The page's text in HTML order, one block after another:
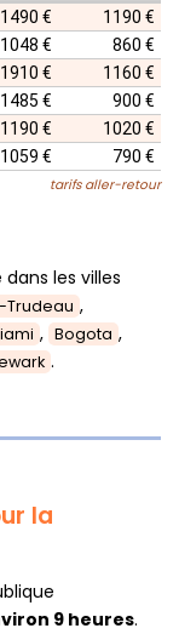
1490 € 1190 €
1048 € 860 €
1910 € 1160 €
1485 € 900 €
1190 € 1020 €
1059 € 790 €
tarifs aller-retour
les villes
Trudeau ,
, Bogota ,
.
la
9 heures.